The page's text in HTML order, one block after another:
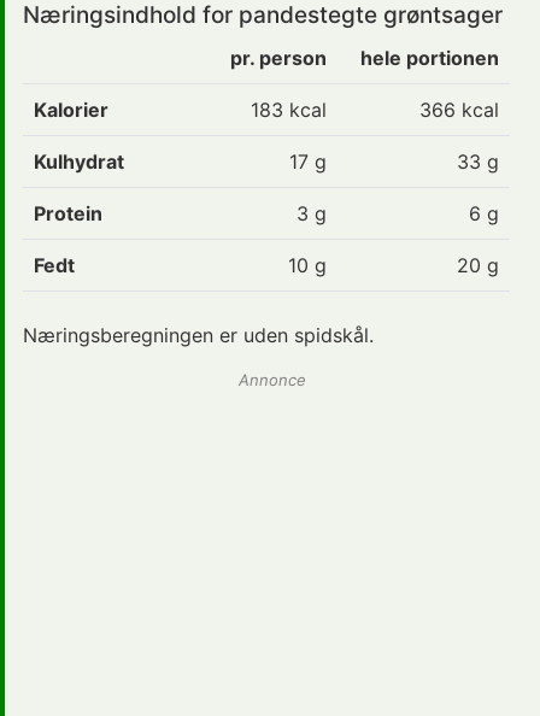
Næringsindhold for pandestegte grøntsager
pr. person hele portionen
Kalorier 183 kcal 366 kcal
Kulhydrat 17 g 33 g
Protein 3 g 6 g
Fedt 10 g 20 g
Næringsberegningen er uden spidskål.
Annonce